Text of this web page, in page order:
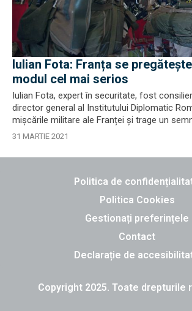
Iulian Fota: Franța se
modul cel mai serios
Iulian Fota, expert în securitate, fost
director general al Institutului Diplomatic
mișcările militare ale Franței și trage un
31 MARTIE 2021
Politica de
Politica Cookies
Gestionați preferințele
Contact
Declarație de
Copyright 2025. Toate drepturile